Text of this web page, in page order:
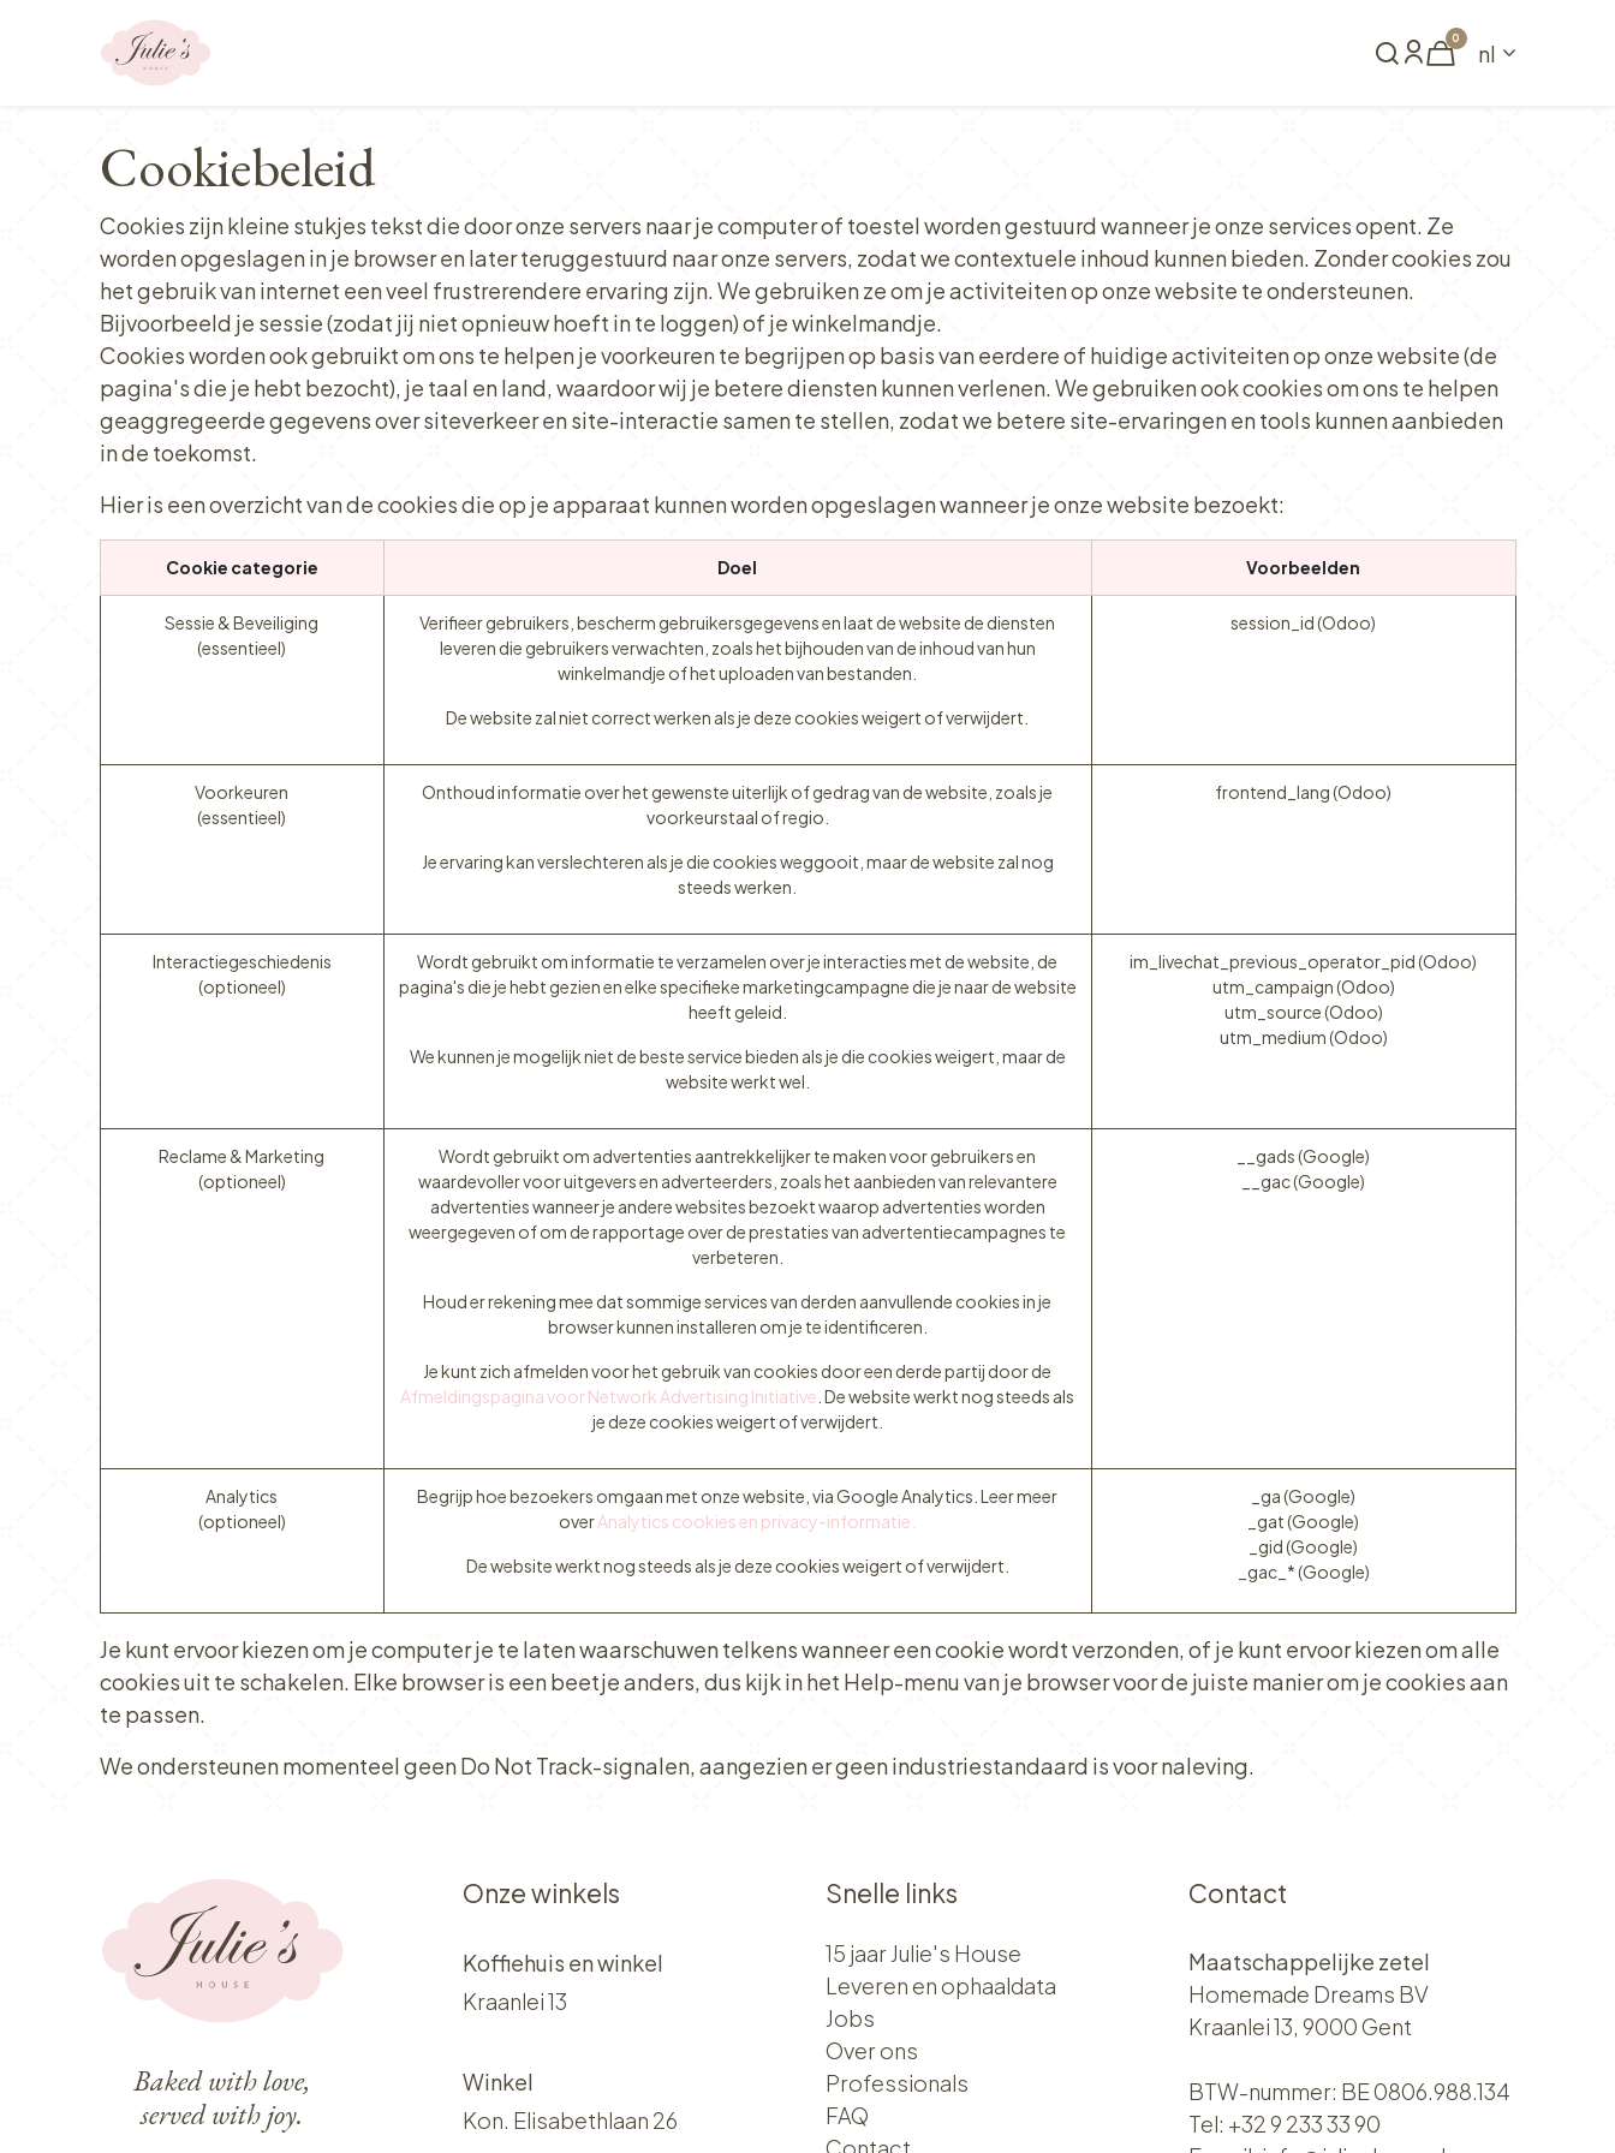
Overslaan naar inhoud
0
nl
Cookiebeleid
Cookies zijn kleine stukjes tekst die door onze servers naar je computer of toestel worden gestuurd wanneer je onze services opent. Ze
worden opgeslagen in je browser en later teruggestuurd naar onze servers, zodat we contextuele inhoud kunnen bieden. Zonder cookies zou
het gebruik van internet een veel frustrerendere ervaring zijn. We gebruiken ze om je activiteiten op onze website te ondersteunen.
Bijvoorbeeld je sessie (zodat jij niet opnieuw hoeft in te loggen) of je winkelmandje.
Cookies worden ook gebruikt om ons te helpen je voorkeuren te begrijpen op basis van eerdere of huidige activiteiten op onze website (de
pagina's die je hebt bezocht), je taal en land, waardoor wij je betere diensten kunnen verlenen. We gebruiken ook cookies om ons te helpen
geaggregeerde gegevens over siteverkeer en site-interactie samen te stellen, zodat we betere site-ervaringen en tools kunnen aanbieden
in de toekomst.
Hier is een overzicht van de cookies die op je apparaat kunnen worden opgeslagen wanneer je onze website bezoekt:
Cookie categorie Doel Voorbeelden
Sessie & Beveiliging
(essentieel)
Verifieer gebruikers, bescherm gebruikersgegevens en laat de website de diensten
leveren die gebruikers verwachten, zoals het bijhouden van de inhoud van hun
winkelmandje of het uploaden van bestanden.
De website zal niet correct werken als je deze cookies weigert of verwijdert.
session_id (Odoo)
Voorkeuren
(essentieel)
Onthoud informatie over het gewenste uiterlijk of gedrag van de website, zoals je
voorkeurstaal of regio.
Je ervaring kan verslechteren als je die cookies weggooit, maar de website zal nog
steeds werken.
frontend_lang (Odoo)
Interactiegeschiedenis
(optioneel)
Wordt gebruikt om informatie te verzamelen over je interacties met de website, de
pagina's die je hebt gezien en elke specifieke marketingcampagne die je naar de website
heeft geleid.
We kunnen je mogelijk niet de beste service bieden als je die cookies weigert, maar de
website werkt wel.
im_livechat_previous_operator_pid (Odoo)
utm_campaign (Odoo)
utm_source (Odoo)
utm_medium (Odoo)
Reclame & Marketing
(optioneel)
Wordt gebruikt om advertenties aantrekkelijker te maken voor gebruikers en
waardevoller voor uitgevers en adverteerders, zoals het aanbieden van relevantere
advertenties wanneer je andere websites bezoekt waarop advertenties worden
weergegeven of om de rapportage over de prestaties van advertentiecampagnes te
verbeteren.
Houd er rekening mee dat sommige services van derden aanvullende cookies in je
browser kunnen installeren om je te identificeren.
Je kunt zich afmelden voor het gebruik van cookies door een derde partij door de
Afmeldingspagina voor Network Advertising Initiative . De website werkt nog steeds als
je deze cookies weigert of verwijdert.
__gads (Google)
__gac (Google)
Analytics
(optioneel)
Begrijp hoe bezoekers omgaan met onze website, via Google Analytics. Leer meer
overAnalytics cookies en privacy-informatie.
De website werkt nog steeds als je deze cookies weigert of verwijdert.
_ga (Google)
_gat (Google)
_gid (Google)
_gac_* (Google)
Je kunt ervoor kiezen om je computer je te laten waarschuwen telkens wanneer een cookie wordt verzonden, of je kunt ervoor kiezen om alle
cookies uit te schakelen. Elke browser is een beetje anders, dus kijk in het Help-menu van je browser voor de juiste manier om je cookies aan
te passen.
We ondersteunen momenteel geen Do Not Track-signalen, aangezien er geen industriestandaard is voor naleving.
Baked with love,
served with joy.
Onze winkels
Koffiehuis en winkel
Kraanlei 13
Winkel
Kon. Elisabethlaan 26
Snelle links
15 jaar Julie's House
Leveren en ophaaldata
Jobs
Over ons​​
Professionals
FAQ
Contact
Maatschappelijke zetel
Homemade Dreams BV
Kraanlei 13, 9000 Gent
BTW-nummer: BE 0806.988.134
Tel: +32 9 233 33 90